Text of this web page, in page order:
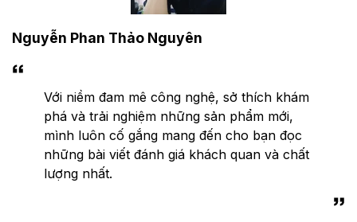
Nguyễn Phan Thảo Nguyên
Với niềm đam mê công nghệ, sở thích khám
phá và trải nghiệm những sản phẩm mới,
mình luôn cố gắng mang đến cho bạn đọc
những bài viết đánh giá khách quan và chất
lượng nhất.